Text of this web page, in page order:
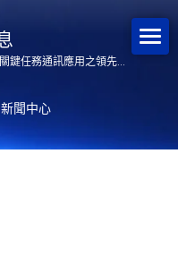
鍵任務通訊應用之領先供
新聞中心